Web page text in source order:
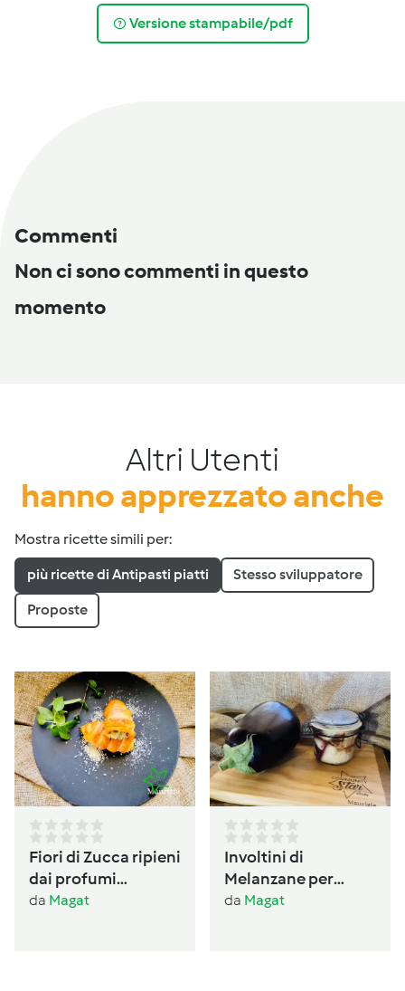
Versione stampabile/pdf
Commenti
Non ci sono commenti in questo
momento
Altri Utenti
hanno apprezzato anche
Mostra ricette simili per:
più ricette di Antipasti piatti Stesso sviluppatore
Proposte
Fiori di Zucca ripieni
dai profumi
Ogliastrini
da Magat
Involtini di
Melanzane per
antipasto /conserva
da Magat